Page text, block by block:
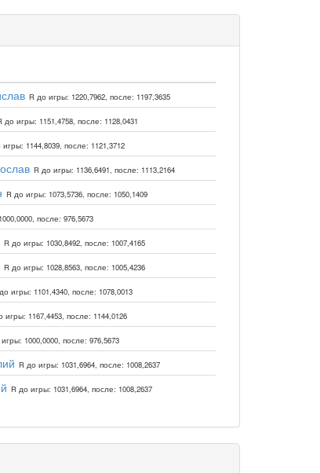
R до игры: 1220,7962, после: 1197,3635
до игры: 1151,4758, после: 1128,0431
1144,8039, после: 1121,3712
R до игры: 1136,6491, после: 1113,2164
R до игры: 1073,5736, после: 1050,1409
после: 976,5673
R до игры: 1030,8492, после: 1007,4165
R до игры: 1028,8563, после: 1005,4236
игры: 1101,4340, после: 1078,0013
игры: 1167,4453, после: 1144,0126
1000,0000, после: 976,5673
R до игры: 1031,6964, после: 1008,2637
R до игры: 1031,6964, после: 1008,2637